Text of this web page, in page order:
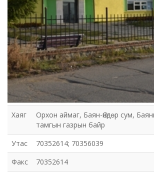
Хаяг
Орхон аймаг, Баян-Өндөр сум,
тамгын газрын байр
Утас
70352614; 70356039
Факс
70352614